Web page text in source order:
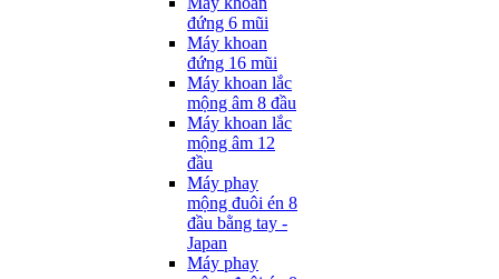
đứng 6 mũi
Máy khoan
đứng 16 mũi
Máy khoan lắc
mộng âm 8 đầu
Máy khoan lắc
mộng âm 12
đầu
Máy phay
mộng đuôi én 8
đầu bằng tay -
Japan
Máy phay